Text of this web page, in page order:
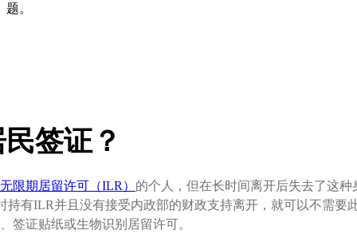
题。
签证？
无限期居留许可（ILR） 的个人，但在长时间离开后失去了这
持有ILR并且没有接受内政部的财政支持离开，就可以不需要
签证贴纸或生物识别居留许可。